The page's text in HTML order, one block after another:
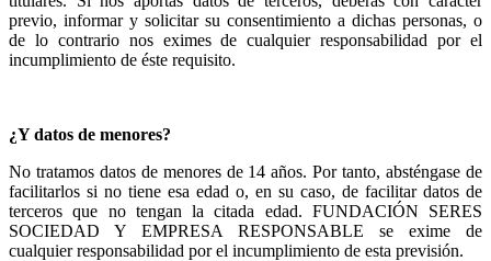
previo, informar y solicitar su consentimiento a dichas personas, o
de lo contrario nos eximes de cualquier responsabilidad por el
incumplimiento de éste requisito.
¿Y datos de menores?
No tratamos datos de menores de 14 años. Por tanto, absténgase de
facilitarlos si no tiene esa edad o, en su caso, de facilitar datos de
terceros que no tengan la citada edad. FUNDACIÓN SERES
SOCIEDAD Y EMPRESA RESPONSABLE se exime de
cualquier responsabilidad por el incumplimiento de esta previsión.